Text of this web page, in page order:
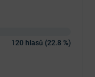
120 hlasů (22.8 %)